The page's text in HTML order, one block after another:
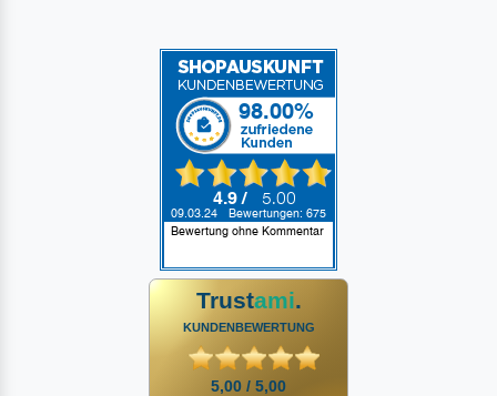
Trustami.
KUNDENBEWERTUNG
5,00 / 5,00